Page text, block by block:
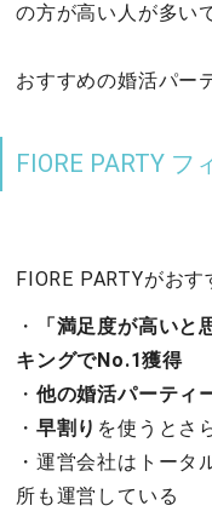
の方が高い人が多い
おすすめの婚活パー
FIORE PARTY
FIORE PARTYがお
・
「満足度が高い
キングでNo.1獲得
・ 他の婚活パーティ
・ 早割り を使うとさ
・運営会社はトータ
所も運営している